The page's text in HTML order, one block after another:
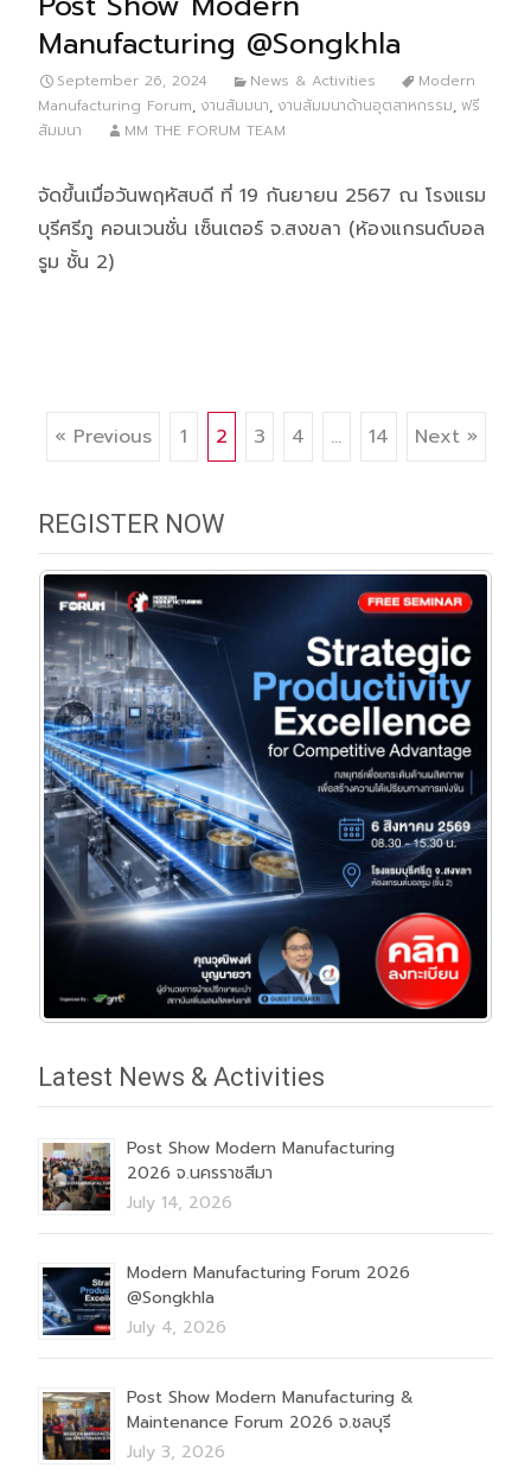
Manufacturing @Songkhla
September 26, 2024 News & Activities
Modern
Manufacturing Forum, งานสัมมนา, งานสัมมนาด้านอุตสาหกรรม, ฟรี
สัมมนา
MM THE FORUM TEAM
จัดขึ้นเมื่อวันพฤหัสบดี ที่ 19 กันยายน 2567 ณ โรงแรม
บุรีศรีภู คอนเวนชั่น เซ็นเตอร์ จ.สงขลา (ห้องแกรนด์บอล
รูม ชั้น 2)
Posts
navigation
« Previous 1 2 3 4 … 14 Next »
REGISTER NOW
Latest News & Activities
Post Show Modern Manufacturing
2026 จ.นครราชสีมา
July 14, 2026
Modern Manufacturing Forum 2026
@Songkhla
July 4, 2026
Post Show Modern Manufacturing &
Maintenance Forum 2026 จ.ชลบุรี
July 3, 2026